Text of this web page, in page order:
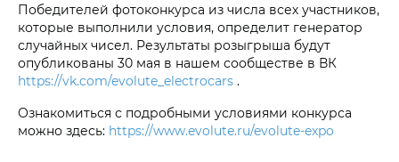
Победителей фотоконкурса из числа всех участников,
которые выполнили условия, определит генератор
случайных чисел. Результаты розыгрыша будут
опубликованы 30 мая в нашем сообществе в ВК
https://vk.com/evolute_electrocars .
Ознакомиться с подробными условиями конкурса
можно здесь: https://www.evolute.ru/evolute-expo